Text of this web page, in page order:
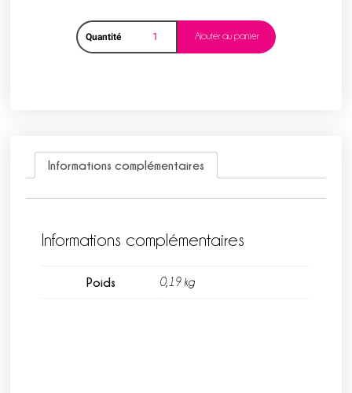
Quantité Ajouter au panier
Informations complémentaires
Informations complémentaires
Poids 0,19 kg